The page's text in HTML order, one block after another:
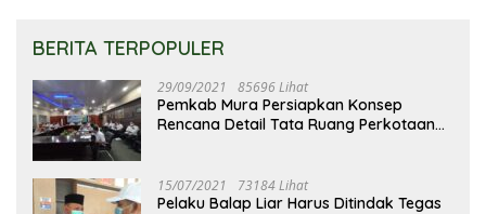
BERITA TERPOPULER
29/09/2021 85696 Lihat
Pemkab Mura Persiapkan Konsep
Rencana Detail Tata Ruang Perkotaan
15/07/2021 73184 Lihat
Pelaku Balap Liar Harus Ditindak Tegas